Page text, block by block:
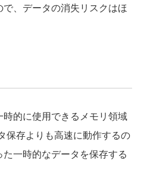
、データの消失リスクはほ
的に使用できるメモリ領域
保存よりも高速に動作するの
一時的なデータを保存する